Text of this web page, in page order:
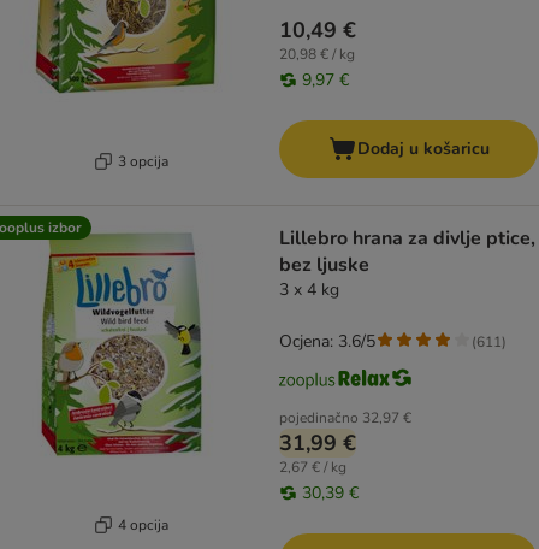
3 opcija
10,49 €
20,98 € / kg
9,97 €
Dodaj u košaricu
izbor
4 opcija
Lillebro hrana za divlje ptice,
bez ljuske
3 x 4 kg
pojedinačno 32,97 €
31,99 €
2,67 € / kg
30,39 €
Ocjena: 3.6/5 (611)